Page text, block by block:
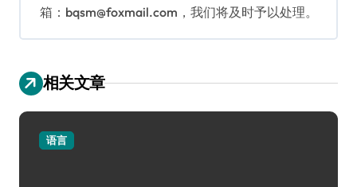
箱：bqsm@foxmail.com，我们将及时予以处理。
相关文章
语言